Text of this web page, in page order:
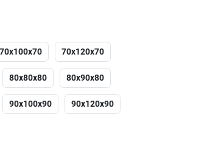
70x100x70 70x120x70
80x80x80 80x90x80
90x100x90 90x120x90